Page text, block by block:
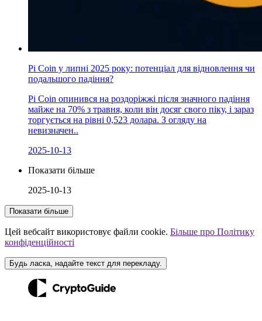
Pi Coin у липні 2025 року: потенціал для відновлення чи
подальшого падіння?
Pi Coin опинився на роздоріжжі після значного падіння
майже на 70% з травня, коли він досяг свого піку, і зараз
торгується на рівні 0,523 долара. З огляду на
невизначен..
2025-10-13
Показати більше
2025-10-13
Показати більше
Цей вебсайт використовує файли cookie. Більше про Політику
конфіденційності
Будь ласка, надайте текст для перекладу.